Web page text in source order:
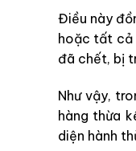
Điều này
hoặc tất cả
đã chết, bị
Như vậy,
hàng thừa
diện hành